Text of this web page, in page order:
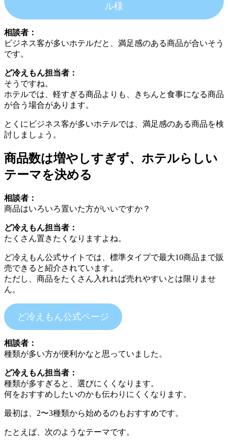
ル様
相談者：
ビジネス客が多いホテルだと、満足感のある商品が合いそう
です。
ど冷えもん担当者：
そうですね。
ホテルでは、軽すぎる商品よりも、きちんと食事になる商品
が合う場合があります。
とくにビジネス客が多いホテルでは、満足感のある商品を検
討しましょう。
商品数は増やしすぎず、ホテルらしい
テーマを決める
相談者：
商品はいろいろ置いた方がいいですか？
ど冷えもん担当者：
たくさん置きたくなりますよね。
ど冷えもん公式サイトでは、標準タイプで最大10商品まで販
売できると紹介されています。
ただし、商品をたくさん入れれば売れやすいとは限りませ
ん。
ど冷えもん公式ページ
相談者：
種類が多い方が便利かなと思っていました。
ど冷えもん担当者：
種類が多すぎると、選びにくくなります。
何をおすすめしたいのかも伝わりにくくなります。
最初は、2〜3種類から始めるのもおすすめです。
たとえば、次のようなテーマです。